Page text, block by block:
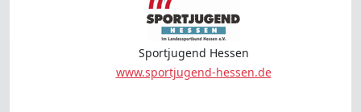
Sportjugend Hessen
www.sportjugend-hessen.de